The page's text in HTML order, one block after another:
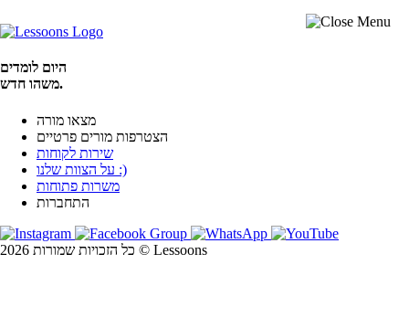
היום לומדים
משהו חדש.
מצאו מורה
הצטרפות מורים פרטיים
שירות לקוחות
על הצוות שלנו :)
משרות פתוחות
התחברות
כל הזכויות שמורות 2026 © Lessoons